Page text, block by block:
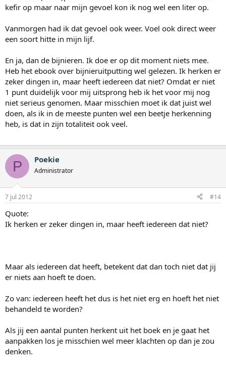
kefir op maar naar mijn gevoel kon ik nog wel een liter op.
Vanmorgen had ik dat gevoel ook weer. Voel ook direct weer
een soort hitte in mijn lijf.
En ja, dan de bijnieren. Ik doe er op dit moment niets mee.
Heb het ebook over bijnieruitputting wel gelezen. Ik herken er
zeker dingen in, maar heeft iedereen dat niet? Omdat er niet
1 punt duidelijk voor mij uitsprong heb ik het voor mij nog
niet serieus genomen. Maar misschien moet ik dat juist wel
doen, als ik in de meeste punten wel een beetje herkenning
heb, is dat in zijn totaliteit ook veel.
P Poekie
Administrator
7 jul 2012 #14
Quote:
Ik herken er zeker dingen in, maar heeft iedereen dat niet?
Maar als iedereen dat heeft, betekent dat dan toch niet dat jij
er niets aan hoeft te doen.
Zo van: iedereen heeft het dus is het niet erg en hoeft het niet
behandeld te worden?
Als jij een aantal punten herkent uit het boek en je gaat het
aanpakken los je misschien wel meer klachten op dan je zou
denken.